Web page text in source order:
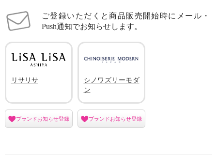
ご登録いただくと商品販売開始時にメール・
Push通知でお知らせします。
リサリサ
ブランドお知らせ登録
シノワズリーモダ
ン
ブランドお知らせ登録